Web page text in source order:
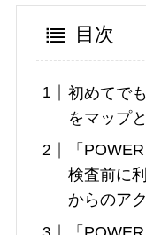
目次
初めてで
をマップ
「
検査前に
からのア